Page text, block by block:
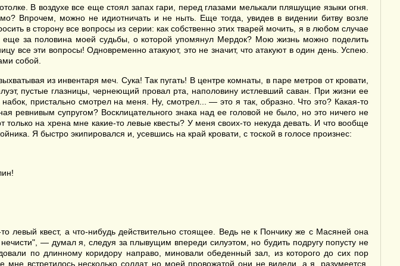
В воздухе все еще стоял запах гари, перед глазами мелькали пляшущие языки огня.
Впрочем, можно не идиотничать и не ныть. Еще тогда, увидев в видении битву возле
в сторону все вопросы из серии: как собственно этих тварей мочить, я в любом случае
за половина моей судьбы, о которой упомянул Мердок? Мою жизнь можно поделить
эти вопросы! Одновременно атакуют, это не значит, что атакуют в один день. Успею.
собой.
из инвентаря меч. Сука! Так пугать! В центре комнаты, в паре метров от кровати,
пустые глазницы, чернеющий провал рта, наполовину истлевший саван. При жизни ее
пристально смотрел на меня. Ну, смотрел... — это я так, образно. Что это? Какая-то
ревнивым супругом? Восклицательного знака над ее головой не было, но это ничего не
на хрена мне какие-то левые квесты? У меня своих-то некуда девать. И что вообще
Я быстро экипировался и, усевшись на край кровати, с тоской в голосе произнес:
левый квест, а что-нибудь действительно стоящее. Ведь не к Пончику же с Масяней она
— думал я, следуя за плывущим впереди силуэтом, но будить подругу попусту не
по длинному коридору направо, миновали обеденный зал, из которого до сих пор
встретилось несколько солдат, но моей провожатой они не видели, а я, разумеется,